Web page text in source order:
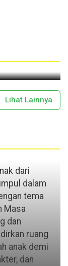
Lihat Lainnya
dari
dalam
tema
Masa
dan
ruang
anak demi
dan